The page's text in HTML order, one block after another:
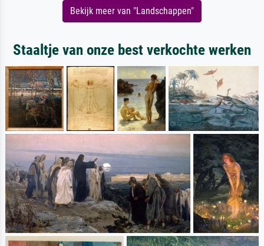
Bekijk meer van "Landschappen"
Staaltje van onze best verkochte werken